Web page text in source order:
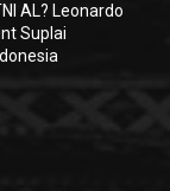
AL? Leonardo
Suplai